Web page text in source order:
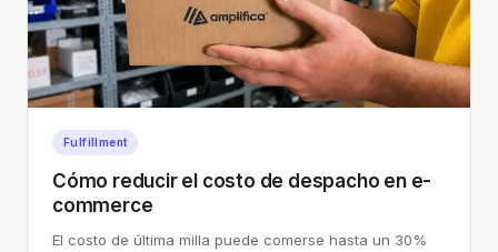
Fulfillment
Cómo reducir el costo de despacho en e-
commerce
El costo de última milla puede comerse hasta un 30%